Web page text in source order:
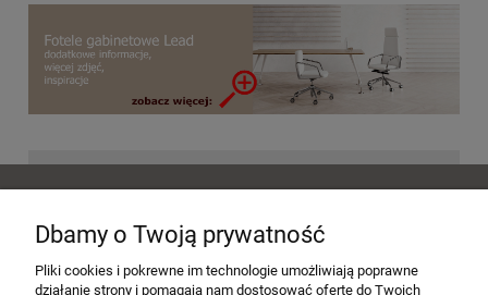
MOJE KONTO
Dbamy o Twoją prywatność
Pliki cookies i pokrewne im technologie umożliwiają poprawne
działanie strony i pomagają nam dostosować ofertę do Twoich